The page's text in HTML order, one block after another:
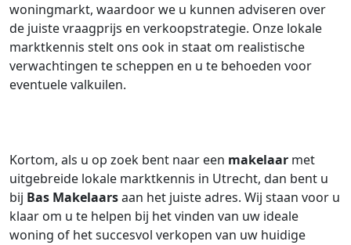
woningmarkt, waardoor we u kunnen adviseren over
de juiste vraagprijs en verkoopstrategie. Onze lokale
marktkennis stelt ons ook in staat om realistische
verwachtingen te scheppen en u te behoeden voor
eventuele valkuilen.
Kortom, als u op zoek bent naar een makelaar met
uitgebreide lokale marktkennis in Utrecht, dan bent u
bij Bas Makelaarsaan het juiste adres. Wij staan voor u
klaar om u te helpen bij het vinden van uw ideale
woning of het succesvol verkopen van uw huidige